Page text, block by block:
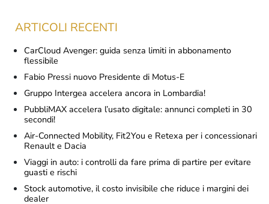
ARTICOLI RECENTI
CarCloud Avenger: guida senza limiti in abbonamento
flessibile
Fabio Pressi nuovo Presidente di Motus-E
Gruppo Intergea accelera ancora in Lombardia!
PubbliMAX accelera l’usato digitale: annunci completi in 30
secondi!
Air-Connected Mobility, Fit2You e Retexa per i concessionari
Renault e Dacia
Viaggi in auto: i controlli da fare prima di partire per evitare
guasti e rischi
Stock automotive, il costo invisibile che riduce i margini dei
dealer